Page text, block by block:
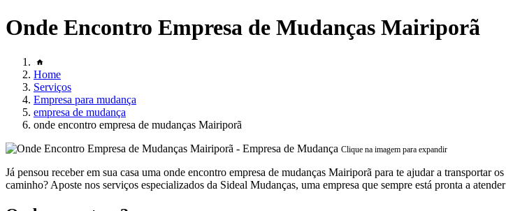
Onde Encontro Empresa de Mudanças Mairiporã
Home
Serviços
Empresa para mudança
empresa de mudança
onde encontro empresa de mudanças Mairiporã
Clique na imagem para expandir
Já pensou receber em sua casa uma onde encontro empresa de mudanças Mairiporã para te ajudar a transportar
caminho? Aposte nos serviços especializados da Sideal Mudanças, uma empresa que sempre está pronta a atender